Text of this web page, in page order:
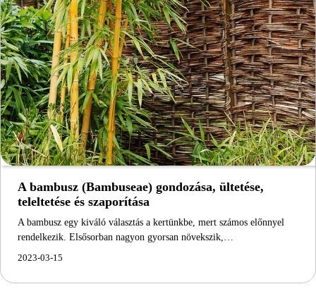
A bambusz (Bambuseae) gondozása, ültetése,
teleltetése és szaporítása
A bambusz egy kiváló választás a kertünkbe, mert számos előnnyel
rendelkezik. Elsősorban nagyon gyorsan növekszik,…
2023-03-15